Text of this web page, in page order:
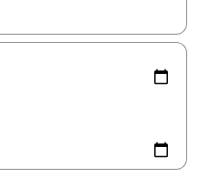
s puščičnima tipkama gor in